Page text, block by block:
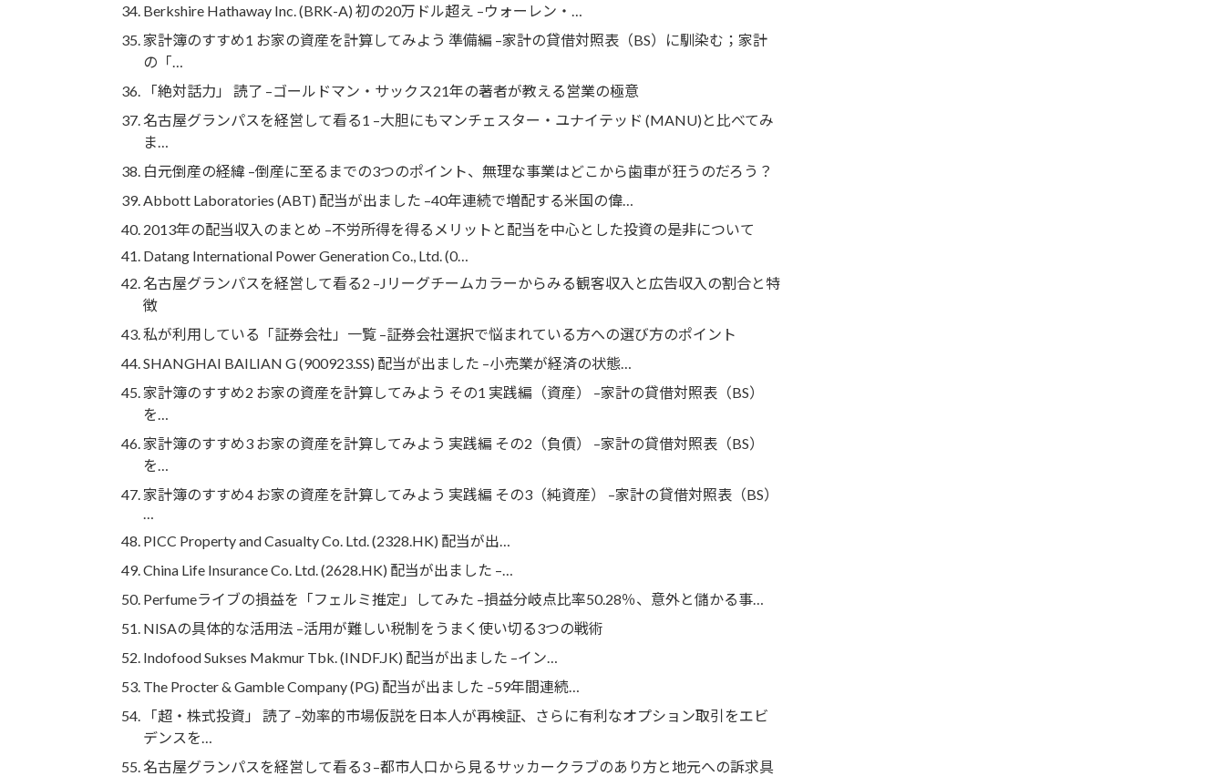
Berkshire Hathaway Inc. (BRK-A) 初の20万ドル超え –ウォーレン・…
家計簿のすすめ1 お家の資産を計算してみよう 準備編 –家計の貸借対照表（BS）に馴染む；家計
の「…
「絶対話力」 読了 –ゴールドマン・サックス21年の著者が教える営業の極意
名古屋グランパスを経営して看る1 –大胆にもマンチェスター・ユナイテッド (MANU)と比べてみ
ま…
白元倒産の経緯 –倒産に至るまでの3つのポイント、無理な事業はどこから歯車が狂うのだろう？
Abbott Laboratories (ABT) 配当が出ました –40年連続で増配する米国の偉…
2013年の配当収入のまとめ –不労所得を得るメリットと配当を中心とした投資の是非について
Datang International Power Generation Co., Ltd. (0…
名古屋グランパスを経営して看る2 –Jリーグチームカラーからみる観客収入と広告収入の割合と特
徴
私が利用している「証券会社」一覧 –証券会社選択で悩まれている方への選び方のポイント
SHANGHAI BAILIAN G (900923.SS) 配当が出ました –小売業が経済の状態…
家計簿のすすめ2 お家の資産を計算してみよう その1 実践編（資産） –家計の貸借対照表（BS）
を…
家計簿のすすめ3 お家の資産を計算してみよう 実践編 その2（負債） –家計の貸借対照表（BS）
を…
家計簿のすすめ4 お家の資産を計算してみよう 実践編 その3（純資産） –家計の貸借対照表（BS）
…
PICC Property and Casualty Co. Ltd. (2328.HK) 配当が出…
China Life Insurance Co. Ltd. (2628.HK) 配当が出ました –…
Perfumeライブの損益を「フェルミ推定」してみた –損益分岐点比率50.28％、意外と儲かる事…
NISAの具体的な活用法 –活用が難しい税制をうまく使い切る3つの戦術
Indofood Sukses Makmur Tbk. (INDF.JK) 配当が出ました –イン…
The Procter & Gamble Company (PG) 配当が出ました –59年間連続…
「超・株式投資」 読了 –効率的市場仮説を日本人が再検証、さらに有利なオプション取引をエビ
デンスを…
名古屋グランパスを経営して看る3 –都市人口から見るサッカークラブのあり方と地元への訴求具